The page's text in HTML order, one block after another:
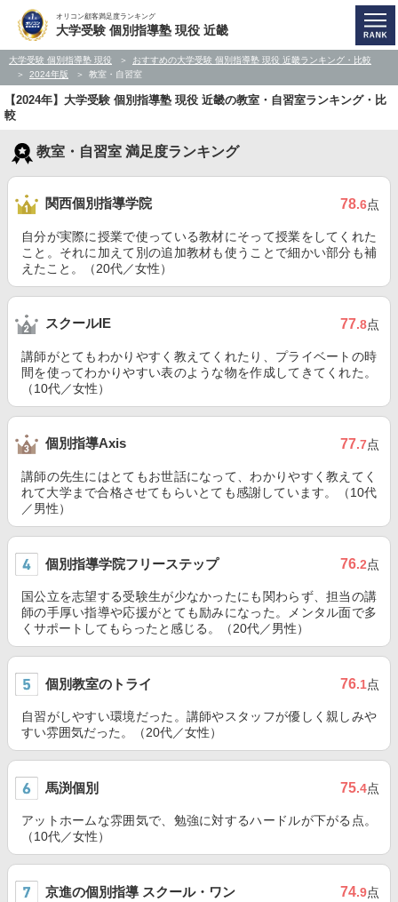
オリコン顧客満足度ランキング
大学受験 個別指導塾 現役 近畿
大学受験 個別指導塾 現役
おすすめの大学受験 個別指導塾 現役 近畿ランキング・比較
2024年版
教室・自習室
【2024年】大学受験 個別指導塾 現役 近畿の教室・自習室ランキング・比
較
教室・自習室 満足度ランキング
関西個別指導学院 78.6点
自分が実際に授業で使っている教材にそって授業をしてくれた
こと。それに加えて別の追加教材も使うことで細かい部分も補
えたこと。（20代／女性）
スクールIE 77.8点
講師がとてもわかりやすく教えてくれたり、プライベートの時
間を使ってわかりやすい表のような物を作成してきてくれた。
（10代／女性）
個別指導Axis 77.7点
講師の先生にはとてもお世話になって、わかりやすく教えてく
れて大学まで合格させてもらいとても感謝しています。（10代
／男性）
個別指導学院フリーステップ 76.2点
国公立を志望する受験生が少なかったにも関わらず、担当の講
師の手厚い指導や応援がとても励みになった。メンタル面で多
くサポートしてもらったと感じる。（20代／男性）
個別教室のトライ 76.1点
自習がしやすい環境だった。講師やスタッフが優しく親しみや
すい雰囲気だった。（20代／女性）
馬渕個別 75.4点
アットホームな雰囲気で、勉強に対するハードルが下がる点。
（10代／女性）
京進の個別指導 スクール・ワン 74.9点